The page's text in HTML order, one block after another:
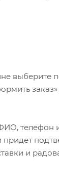
выберите
заказ»
телефон
придет
и